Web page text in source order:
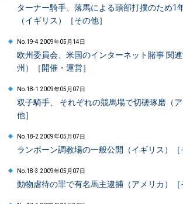
ターナー騎手、落馬による頭部打撲のため1
（イギリス）［その他］
No.19-4 2009年05月14日
欧州委員会、米国のインターネット賭事 関
州）［開催・運営］
No.18-1 2009年05月07日
双子騎手、 それぞれの競馬場で切磋琢磨（
他］
No.18-2 2009年05月07日
ランボーン調教場の一般公開（イギリス）［
No.18-3 2009年05月07日
動物虐待の罪で有名馬主逮捕（アメリカ）［